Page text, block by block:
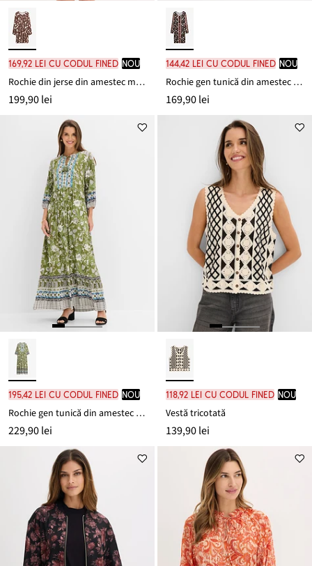
169,92 lei cu codul FINED nou
Rochie din jerse din amestec moale cu viscoză
199,90 lei
144,42 lei cu codul FINED nou
Rochie gen tunică din amestec moale de viscoză
169,90 lei
195,42 lei cu codul FINED nou
Rochie gen tunică din amestec moale de viscoză
229,90 lei
118,92 lei cu codul FINED nou
Vestă tricotată
139,90 lei